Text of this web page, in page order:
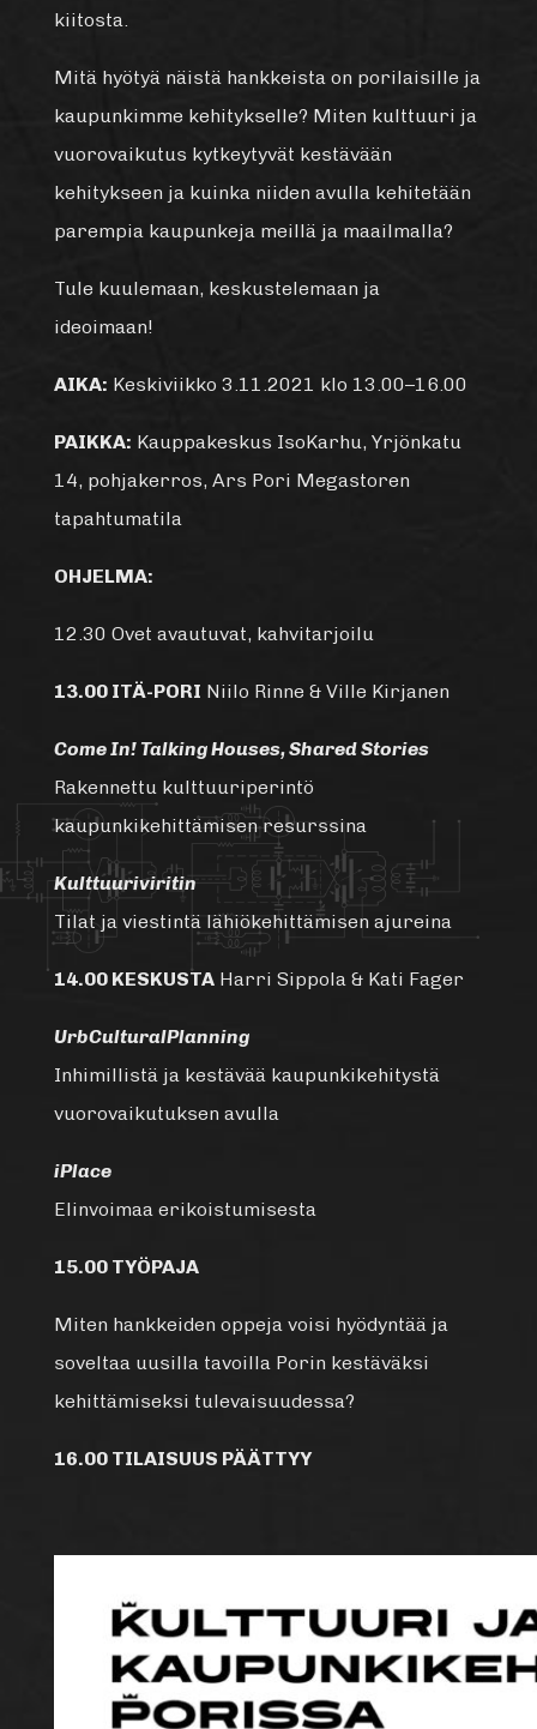
kiitosta.
Mitä hyötyä näistä hankkeista on porilaisille ja
kaupunkimme kehitykselle? Miten kulttuuri ja
vuorovaikutus kytkeytyvät kestävään
kehitykseen ja kuinka niiden avulla kehitetään
parempia kaupunkeja meillä ja maailmalla?
Tule kuulemaan, keskustelemaan ja
ideoimaan!
AIKA: Keskiviikko 3.11.2021 klo 13.00–16.00
PAIKKA: Kauppakeskus IsoKarhu, Yrjönkatu
14, pohjakerros, Ars Pori Megastoren
tapahtumatila
OHJELMA:
12.30 Ovet avautuvat, kahvitarjoilu
13.00 ITÄ-PORI Niilo Rinne & Ville Kirjanen
Come In! Talking Houses, Shared Stories
Rakennettu kulttuuriperintö
kaupunkikehittämisen resurssina
Kulttuuriviritin
Tilat ja viestintä lähiökehittämisen ajureina
14.00 KESKUSTAHarri Sippola & Kati Fager
UrbCulturalPlanning
Inhimillistä ja kestävää kaupunkikehitystä
vuorovaikutuksen avulla
iPlace
Elinvoimaa erikoistumisesta
15.00 TYÖPAJA
Miten hankkeiden oppeja voisi hyödyntää ja
soveltaa uusilla tavoilla Porin kestäväksi
kehittämiseksi tulevaisuudessa?
16.00 TILAISUUS PÄÄTTYY